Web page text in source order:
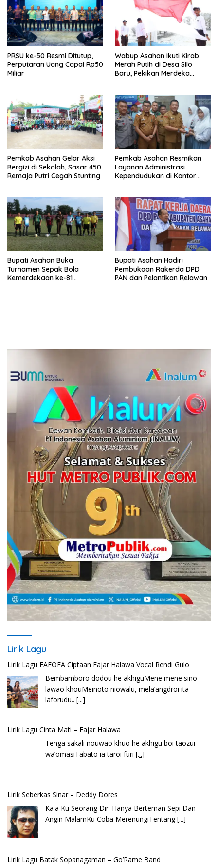
PRSU ke-50 Resmi Ditutup,
Perputaran Uang Capai Rp50
Miliar
Wabup Asahan Ikuti Kirab
Merah Putih di Desa Silo
Baru, Pekikan Merdeka
Pemkab Asahan Gelar Aksi
Bergizi di Sekolah, Sasar 450
Remaja Putri Cegah Stunting
Pemkab Asahan Resmikan
Layanan Administrasi
Kependudukan di Kantor
Bupati Asahan Buka
Turnamen Sepak Bola
Kemerdekaan ke-81
Bupati Asahan Hadiri
Pembukaan Rakerda DPD
PAN dan Pelantikan Relawan
Lirik Lagu
Lirik Lagu FAFOFA Ciptaan Fajar Halawa Vocal Rendi Gulo
Bembambörö dödöu he akhiguMene mene sino
lawaö khöuMeinötö niowalu, mela’angdröi ita
laforudu.. [...]
Lirik Lagu Cinta Mati – Fajar Halawa
Tenga sakali nouwao khuo he akhigu boi taozui
wa’omasiTabato ia taroi furi [...]
Lirik Seberkas Sinar – Deddy Dores
Kala Ku Seorang Diri Hanya Berteman Sepi Dan
Angin MalamKu Coba MerenungiTentang[...]
Lirik Lagu Batak Sopanagaman – Go’Rame Band